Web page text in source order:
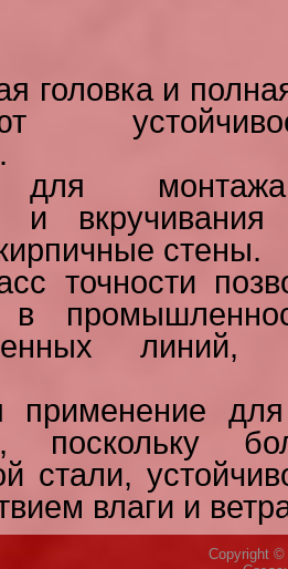
головка и
для монтажа
и
стены.
точности
линий,
применение
поскольку
стали,
влаги и
Copyright